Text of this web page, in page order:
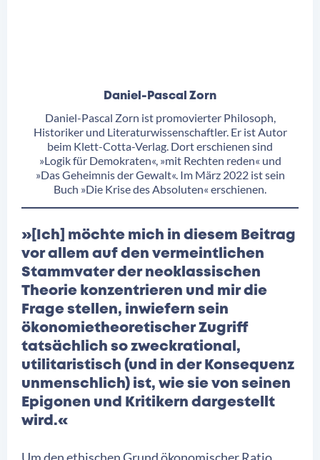
Daniel-Pascal Zorn
Daniel-Pascal Zorn ist promovierter Philosoph,
Historiker und Literaturwissenschaftler. Er ist Autor
beim Klett-Cotta-Verlag. Dort erschienen sind
»Logik für Demokraten«, »mit Rechten reden« und
»Das Geheimnis der Gewalt«. Im März 2022 ist sein
Buch »Die Krise des Absoluten« erschienen.
»[Ich] möchte mich in diesem Beitrag
vor allem auf den vermeintlichen
Stammvater der neoklassischen
Theorie konzentrieren und mir die
Frage stellen, inwiefern sein
ökonomietheoretischer Zugriff
tatsächlich so zweckrational,
utilitaristisch (und in der Konsequenz
unmenschlich) ist, wie sie von seinen
Epigonen und Kritikern dargestellt
wird.«